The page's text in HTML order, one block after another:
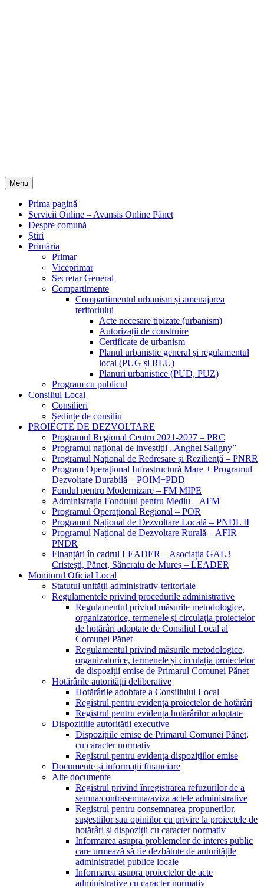
Menu
Prima pagină
Servicii Online – Avansis Online Pănet
Despre comună
Știri
Primăria
Primar
Viceprimar
Secretar General
Compartimente
Compartimentul urbanism și amenajarea
teritoriului
Acte necesare tipizate (urbanism)
Autorizații de construire
Certificate de urbanism
Planul urbanistic general și regulamentul
local (PUG și RLU)
Planuri urbanistice (PUD, PUZ)
Program cu publicul
Consiliul Local
Consilieri
Ședințe de consiliu
PROIECTE DE DEZVOLTARE
Programul Regional Centru 2021-2027 – PRC
Programul național de investiții „Anghel Saligny”
Programul Național de Redresare și Reziliență – PNRR
Program Operațional Infrastructură Mare + Programul
Dezvoltare Durabilă – POIM+PDD
Fondul pentru Modernizare – FM MIPE
Administrația Fondului pentru Mediu – AFM
Programul Operațional Regional – POR
Programul Național de Dezvoltare Locală – PNDL II
Programul Național de Dezvoltare Rurală – AFIR
PNDR
Finanțări în cadrul LEADER – Asociația GAL3
Cristești, Pănet, Sâncraiu de Mureș – LEADER
Monitorul Oficial Local
Statutul unității administrativ-teritoriale
Regulamentele privind procedurile administrative
Regulamentul privind măsurile metodologice,
organizatorice, termenele și circulația proiectelor
de hotărâri adoptate de Consiliul Local al
Comunei Pănet
Regulamentul privind măsurile metodologice,
organizatorice, termenele și circulația proiectelor
de dispoziții emise de Primarul Comunei Pănet
Hotărârile autorității deliberative
Hotărârile adobtate a Consiliului Local
Registrul pentru evidența proiectelor de hotărâri
Registrul pentru evidența hotărârilor adoptate
Dispozițiile autorității executive
Dispozițiile emise de Primarul Comunei Pănet,
cu caracter normativ
Registrul pentru evidența dispozițiilor emise
Documente și informații financiare
Alte documente
Registrul privind înregistrarea refuzurilor de a
semna/contrasemna/aviza actele administrative
Registrul pentru consemnarea propunerilor,
sugestiilor sau opiniilor cu privire la proiectele de
hotărâri și dispoziții cu caracter normativ
Informarea asupra problemelor de interes public
care urmează să fie dezbătute de autoritățile
administrației publice locale
Informarea asupra proiectelor de acte
administrative cu caracter normativ